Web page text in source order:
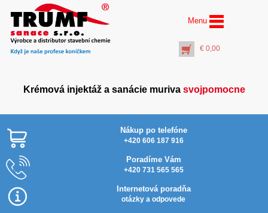
Menu
€ 0,00
Krémová injektáž a sanácie muriva svojpomocne
Nákup po telefóne
+420 606 187 916
Poradíme Vám
+420 731 565 565
Internetová poradňa
otázky a odpovede
Najlacnejšie v SR
AquaStop Cream® – 6x
tuba 0,5 litra + 2x PET
rúrka 50 cm